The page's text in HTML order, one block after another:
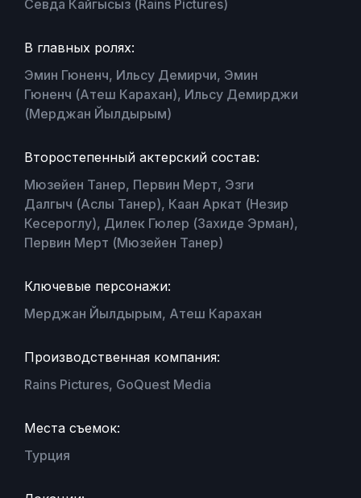
Севда Кайгысыз (Rains Pictures)
В главных ролях:
Эмин Гюненч, Ильсу Демирчи, Эмин
Гюненч (Атеш Карахан), Ильсу Демирджи
(Мерджан Йылдырым)
Второстепенный актерский состав:
Мюзейен Танер, Первин Мерт, Эзги
Далгыч (Аслы Танер), Каан Аркат (Незир
Кесероглу), Дилек Гюлер (Захиде Эрман),
Первин Мерт (Мюзейен Танер)
Ключевые персонажи:
Мерджан Йылдырым, Атеш Карахан
Производственная компания:
Rains Pictures, GoQuest Media
Места съемок:
Турция